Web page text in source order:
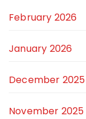
February 2026
January 2026
December 2025
November 2025